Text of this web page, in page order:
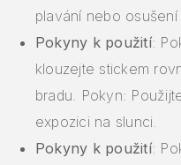
plavání nebo osušení
Pokyny k použití:
klouzejte stickem
bradu. Pokyn:
expozici na slunci.
Pokyny k použití: